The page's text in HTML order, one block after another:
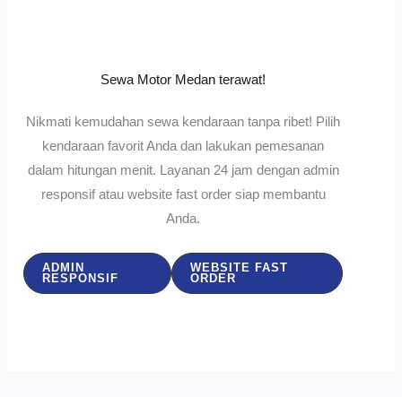
Sewa Motor Medan terawat!
Nikmati kemudahan sewa kendaraan tanpa ribet! Pilih
kendaraan favorit Anda dan lakukan pemesanan
dalam hitungan menit. Layanan 24 jam dengan admin
responsif atau website fast order siap membantu
Anda.
ADMIN
RESPONSIF
WEBSITE FAST
ORDER